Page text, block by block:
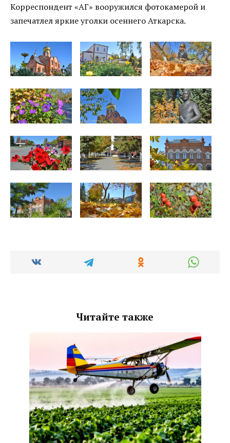
Корреспондент «АГ» вооружился фотокамерой и
запечатлел яркие уголки осеннего Аткарска.
Читайте также